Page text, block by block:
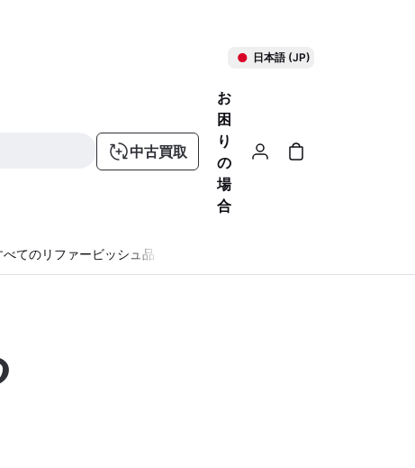
日本語 (JP)
中古買取
お
困
り
の
場
合
べてのリファービッシュ品